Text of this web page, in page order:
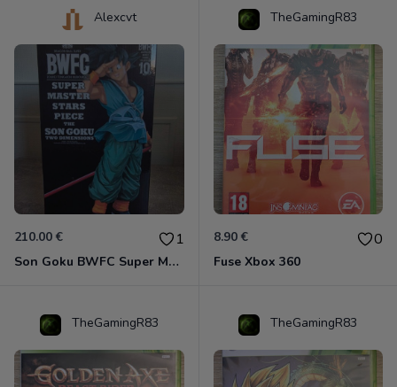
Alexcvt
210.00 € 1
Son Goku BWFC Super Master Stars
TheGamingR83
8.90 € 0
Fuse Xbox 360
TheGamingR83 TheGamingR83